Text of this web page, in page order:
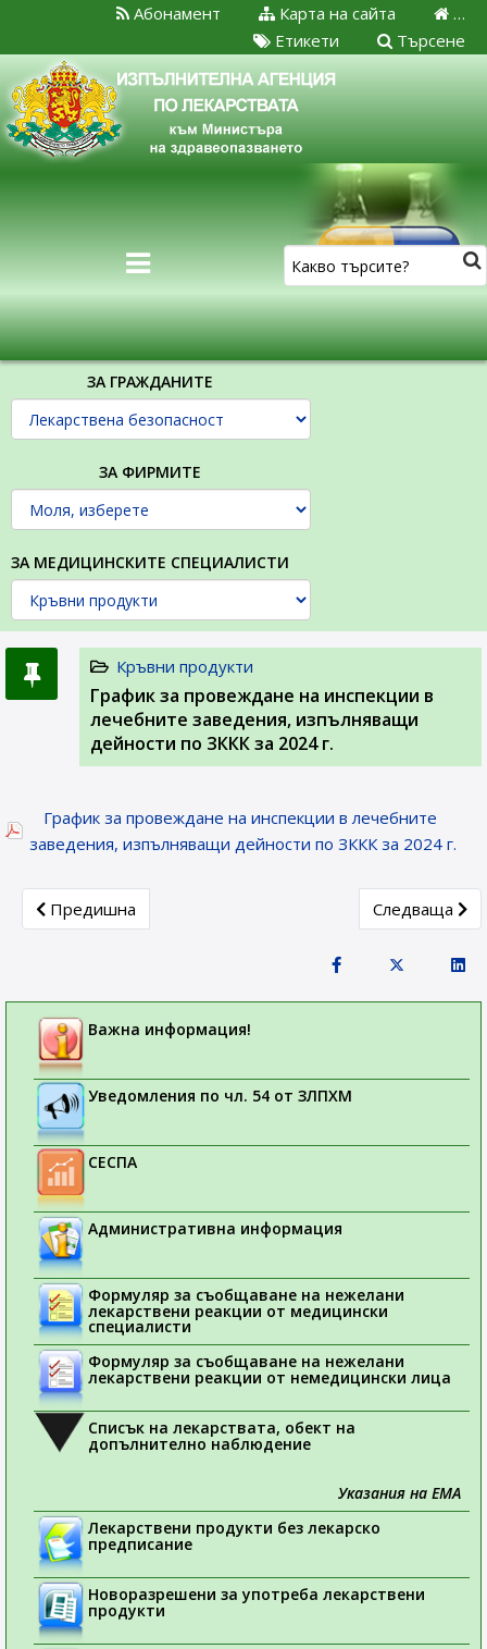
…
Карта на сайта
Абонамент
Търсене
Етикети
ЗА ГРАЖДАНИТЕ
ЗА ФИРМИТЕ
ЗА МЕДИЦИНСКИТЕ СПЕЦИАЛИСТИ
Кръвни продукти
График за провеждане на инспекции в
лечебните заведения, изпълняващи
дейности по ЗККК за 2024 г.
График за провеждане на инспекции в лечебните
заведения, изпълняващи дейности по ЗККК за 2024 г.
Previous article: График за провеждане на инспекции в
Предишна Next article:
Следваща
Важна информация!
Уведомления по чл. 54 от ЗЛПХМ
СЕСПА
Административна информация
Формуляр за съобщаване на нежелани
лекарствени реакции от медицински
специалисти
Формуляр за съобщаване на нежелани
лекарствени реакции от немедицински лица
Списък на лекарствата, обект на
допълнително наблюдение
Указания на ЕМА
Лекарствени продукти без лекарско
предписание
Новоразрешени за употреба лекарствени
продукти